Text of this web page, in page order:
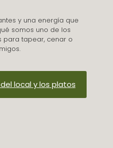
y una energía que
somos uno de los
para tapear, cenar o
local y los platos